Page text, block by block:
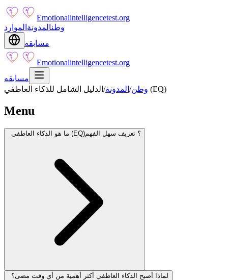
Emotionalintelligencetest.org
وطنالمدونة الموارد
مسابقه
Emotionalintelligencetest.org
مسابقه
وطن/ المدونة/ الدليل الشامل للذكاء العاطفي (EQ)
Menu
ما هو الذكاء العاطفي (EQ)؟ تعريف سهل الفهم
لماذا أصبح الذكاء العاطفي أكثر أهمية من أي وقت مضى؟